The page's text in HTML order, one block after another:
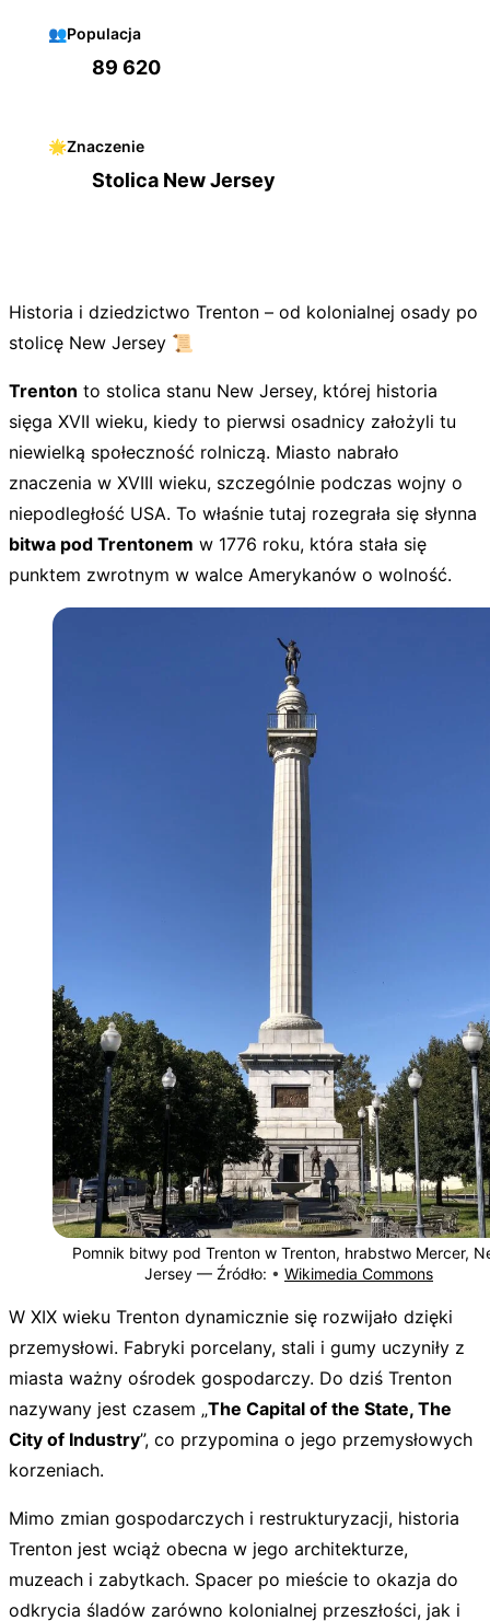
👥Populacja
89 620
🌟Znaczenie
Stolica New Jersey
Historia i dziedzictwo Trenton – od kolonialnej osady po
stolicę New Jersey 📜
Trenton to stolica stanu New Jersey, której historia
sięga XVII wieku, kiedy to pierwsi osadnicy założyli tu
niewielką społeczność rolniczą. Miasto nabrało
znaczenia w XVIII wieku, szczególnie podczas wojny o
niepodległość USA. To właśnie tutaj rozegrała się słynna
bitwa pod Trentonem w 1776 roku, która stała się
punktem zwrotnym w walce Amerykanów o wolność.
Pomnik bitwy pod Trenton w Trenton, hrabstwo Mercer,
Jersey — Źródło: • Wikimedia Commons
W XIX wieku Trenton dynamicznie się rozwijało dzięki
przemysłowi. Fabryki porcelany, stali i gumy uczyniły z
miasta ważny ośrodek gospodarczy. Do dziś Trenton
nazywany jest czasem „The Capital of the State, The
City of Industry”, co przypomina o jego przemysłowych
korzeniach.
Mimo zmian gospodarczych i restrukturyzacji, historia
Trenton jest wciąż obecna w jego architekturze,
muzeach i zabytkach. Spacer po mieście to okazja do
odkrycia śladów zarówno kolonialnej przeszłości, jak i